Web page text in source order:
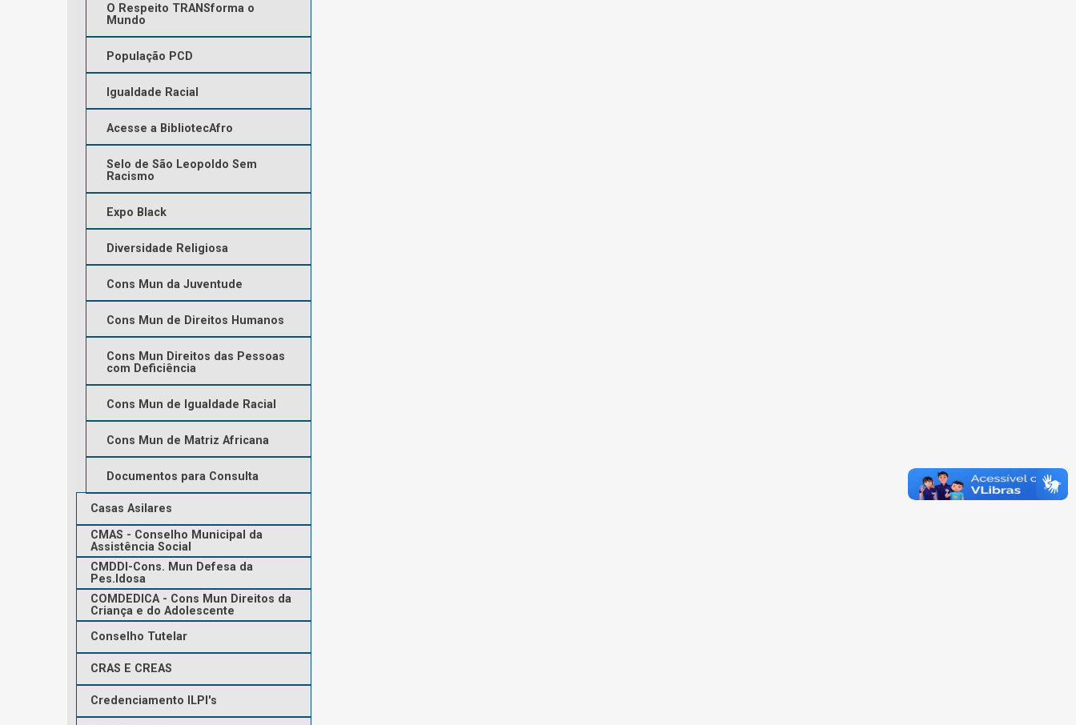
O Respeito TRANSforma o
Mundo
População PCD
Igualdade Racial
Acesse a BibliotecAfro
Selo de São Leopoldo Sem
Racismo
Expo Black
Diversidade Religiosa
Cons Mun da Juventude
Cons Mun de Direitos Humanos
Cons Mun Direitos das Pessoas
com Deficiência
Cons Mun de Igualdade Racial
Cons Mun de Matriz Africana
Documentos para Consulta
Casas Asilares
CMAS - Conselho Municipal da
Assistência Social
CMDDI-Cons. Mun Defesa da
Pes.Idosa
COMDEDICA - Cons Mun Direitos da
Criança e do Adolescente
Conselho Tutelar
CRAS E CREAS
Credenciamento ILPI's